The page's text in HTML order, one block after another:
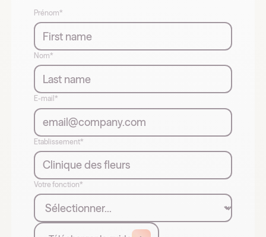
Prénom*
Nom*
E-mail*
Etablissement*
Votre fonction*